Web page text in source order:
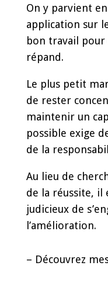
On y parvient
application sur
bon travail pour
répand.
Le plus petit
de rester
maintenir un
possible exige
de la
Au lieu de
de la réussite, il
judicieux de
l’amélioration.
– Découvrez